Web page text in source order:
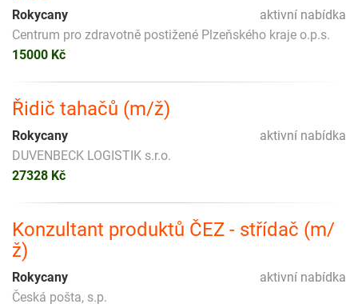
aktivní nabídka
Rokycany
Centrum pro zdravotně postižené Plzeňského kraje o.p.s.
15000 Kč
Řidič tahačů (m/ž)
aktivní nabídka
Rokycany
DUVENBECK LOGISTIK s.r.o.
27328 Kč
Konzultant produktů ČEZ - střídač (m/
ž)
aktivní nabídka
Rokycany
Česká pošta, s.p.